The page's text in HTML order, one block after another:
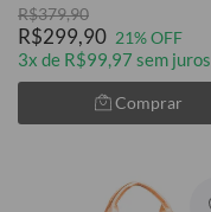
R$379,90
R$299,90 21% OFF
3x de R$99,97 sem juros
Comprar